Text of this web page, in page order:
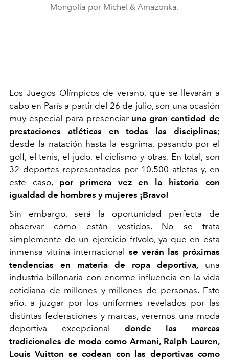
Mongolia por Michel & Amazonka.
Los Juegos Olímpicos de verano, que se llevarán a
cabo en París a partir del 26 de julio, son una ocasión
muy especial para presenciar una gran cantidad de
prestaciones atléticas en todas las disciplinas;
desde la natación hasta la esgrima, pasando por el
golf, el tenis, el judo, el ciclismo y otras. En total, son
32 deportes representados por 10.500 atletas y, en
este caso, por primera vez en la historia con
igualdad de hombres y mujeres ¡Bravo!
Sin embargo, será la oportunidad perfecta de
observar cómo están vestidos. No se trata
simplemente de un ejercicio frívolo, ya que en esta
inmensa vitrina internacional se verán las próximas
tendencias en materia de ropa deportiva, una
industria billonaria con enorme influencia en la vida
cotidiana de millones y millones de personas. Este
año, a juzgar por los uniformes revelados por las
distintas federaciones y marcas, veremos una moda
deportiva excepcional donde las marcas
tradicionales de moda como Armani, Ralph Lauren,
Louis Vuitton se codean con las deportivas como